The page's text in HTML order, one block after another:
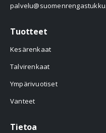
Tuotteet
Kesärenkaat
Talvirenkaat
Ympärivuotiset
Vanteet
Tietoa